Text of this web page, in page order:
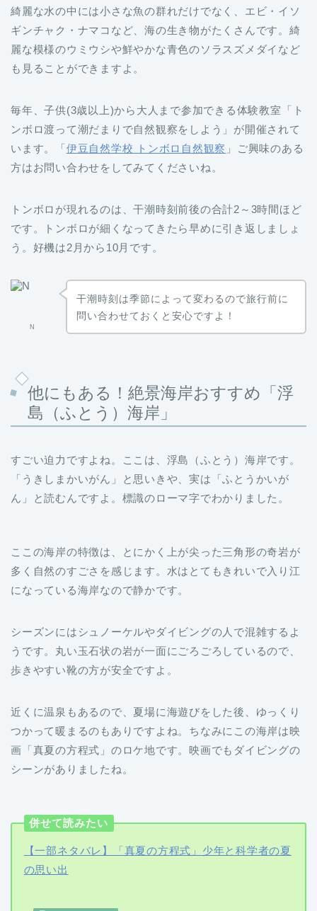
綺麗な水の中には小さな魚の群れだけでなく、エビ・イソ
ギンチャク・ナマコなど、海の生き物がたくさんです。綺
麗な模様のウミウシや鮮やかな青色のソラスズメダイなど
も見ることができますよ。
毎年、子供(3歳以上)から大人まで参加できる体験教室「ト
ンボロ渡って潮だまりで自然観察をしよう」が開催されて
います。「伊豆自然学校 トンボロ自然観察 」ご興味のある
方はお問い合わせをしてみてくださいね。
トンボロが現れるのは、干潮時刻前後の合計2～3時間ほど
です。トンボロが細くなってきたら早めに引き返しましょ
う。好機は2月から10月です。
N
干潮時刻は季節によって変わるので旅行前に
問い合わせておくと安心ですよ！
他にもある！絶景海岸おすすめ「浮
島（ふとう）海岸」
すごい迫力ですよね。ここは、浮島（ふとう）海岸です。
「うきしまかいがん」と思いきや、実は「ふとうかいが
ん」と読むんですよ。標識のローマ字でわかりました。
ここの海岸の特徴は、とにかく上が尖った三角形の奇岩が
多く自然のすごさを感じます。水はとてもきれいで入り江
になっている海岸なので静かです。
シーズンにはシュノーケルやダイビングの人で混雑するよ
うです。丸い玉石状の岩が一面にごろごろしているので、
歩きやすい靴の方が安全ですよ。
近くに温泉もあるので、夏場に海遊びをした後、ゆっくり
つかって暖まるのもありですよね。ちなみにこの海岸は映
画「真夏の方程式」のロケ地です。映画でもダイビングの
シーンがありましたね。
併せて読みたい
【一部ネタバレ】「真夏の方程式」少年と科学者の夏
の思い出